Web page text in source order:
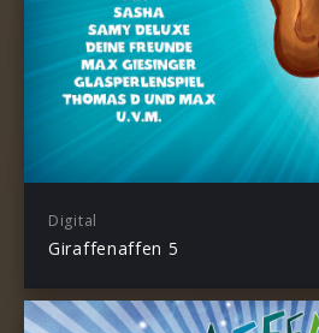
Digital
Giraffenaffen 5